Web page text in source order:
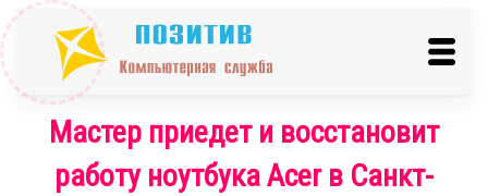
Мастер приедет и восстановит
работу ноутбука Acer в Санкт-